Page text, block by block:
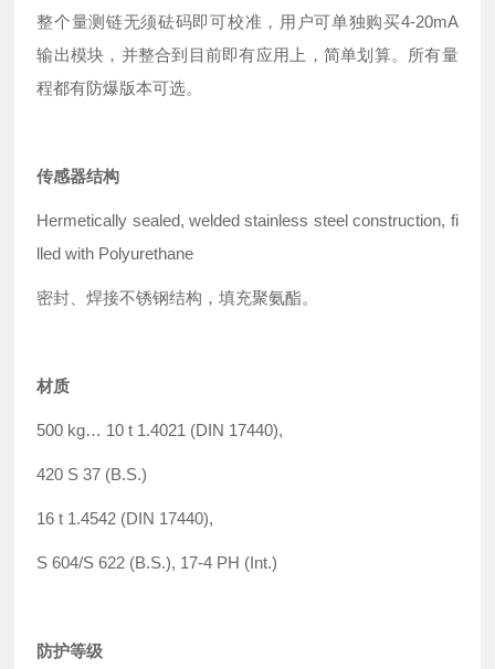
整个量测链无须砝码即可校准 ，用户可单独购买4-20mA
输出模块，并整合到目前即有应用上，简单划算。所有量
程都有防爆版本可选。
传感器结构
Hermetically sealed, welded stainless steel construction, fi
lled with Polyurethane
密封、焊接不锈钢结构，填充聚氨酯。
材质
500 kg… 10 t 1.4021 (DIN 17440),
420 S 37 (B.S.)
16 t 1.4542 (DIN 17440),
S 604/S 622 (B.S.), 17-4 PH (Int.)
防护等级